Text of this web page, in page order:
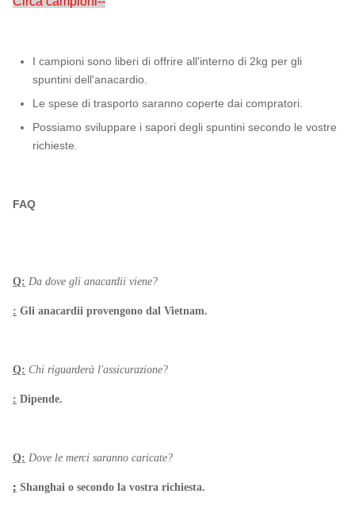
I campioni sono liberi di offrire all'interno di 2kg per gli
spuntini dell'anacardio.
Le spese di trasporto saranno coperte dai compratori.
Possiamo sviluppare i sapori degli spuntini secondo le vostre
richieste.
FAQ
Q: Da dove gli anacardii viene?
: Gli anacardii provengono dal Vietnam.
Q: Chi riguarderà l'assicurazione?
: Dipende.
Q: Dove le merci saranno caricate?
: Shanghai o secondo la vostra richiesta.